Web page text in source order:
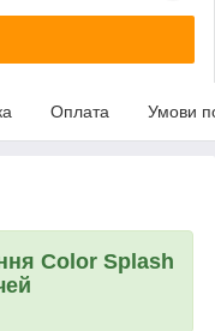
Оплата Умови
Color Splash